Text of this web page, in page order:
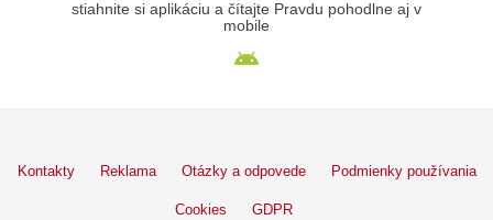
stiahnite si aplikáciu a čítajte Pravdu pohodlne aj v
mobile
Kontakty Reklama Otázky a odpovede Podmienky používania
Cookies GDPR